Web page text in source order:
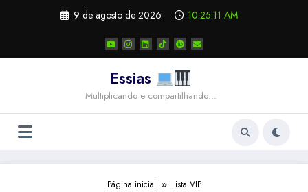
9 de agosto de 2026 10:25:11 AM
Essias
Multiplicando e compartilhando…
Página inicial Lista VIP